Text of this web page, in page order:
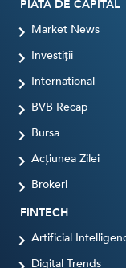
PIATA DE CAPITAL
Market News
Investiții
International
BVB Recap
Bursa
Acțiunea Zilei
Brokeri
FINTECH
Artificial
Digital Trends